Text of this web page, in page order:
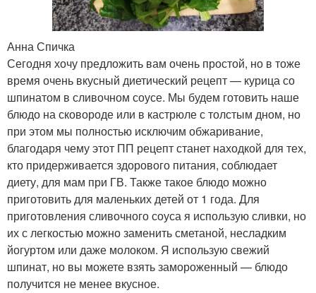
Анна Спичка
Сегодня хочу предложить вам очень простой, но в тоже
время очень вкусный диетический рецепт — курица со
шпинатом в сливочном соусе. Мы будем готовить наше
блюдо на сковороде или в кастрюле с толстым дном, но
при этом мы полностью исключим обжаривание,
благодаря чему этот ПП рецепт станет находкой для тех,
кто придерживается здорового питания, соблюдает
диету, для мам при ГВ. Также такое блюдо можно
приготовить для маленьких детей от 1 года. Для
приготовления сливочного соуса я использую сливки, но
их с легкостью можно заменить сметаной, несладким
йогуртом или даже молоком. Я использую свежий
шпинат, но вы можете взять замороженный — блюдо
получится не менее вкусное.